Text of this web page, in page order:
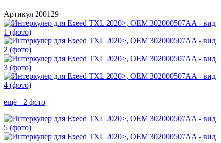
Артикул 200129
ещё +2 фото